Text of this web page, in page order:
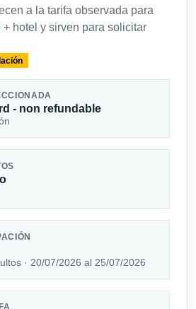
a la tarifa observada para
hotel y sirven para solicitar
- non refundable
· 20/07/2026 al 25/07/2026